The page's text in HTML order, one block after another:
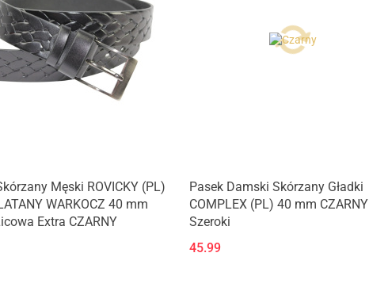
Męski ROVICKY (PL)
WARKOCZ 40 mm
Extra CZARNY
Pasek Damski Skórzany Gładki
COMPLEX (PL) 40 mm CZARNY
Szeroki
45.99